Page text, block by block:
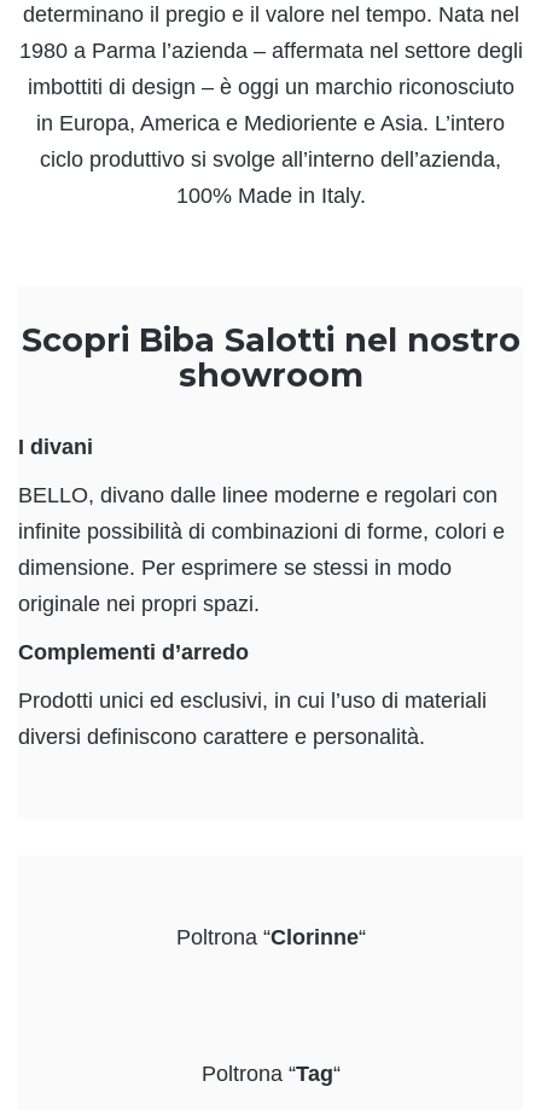
determinano il pregio e il valore nel tempo. Nata nel
1980 a Parma l’azienda – affermata nel settore degli
imbottiti di design – è oggi un marchio riconosciuto
in Europa, America e Medioriente e Asia. L’intero
ciclo produttivo si svolge all’interno dell’azienda,
100% Made in Italy.
Scopri Biba Salotti nel nostro
showroom
I divani
BELLO, divano dalle linee moderne e regolari con
infinite possibilità di combinazioni di forme, colori e
dimensione. Per esprimere se stessi in modo
originale nei propri spazi.
Complementi d’arredo
Prodotti unici ed esclusivi, in cui l’uso di materiali
diversi definiscono carattere e personalità.
Poltrona “Clorinne“
Poltrona “Tag“